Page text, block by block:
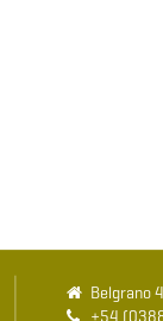
Belgrano
+54